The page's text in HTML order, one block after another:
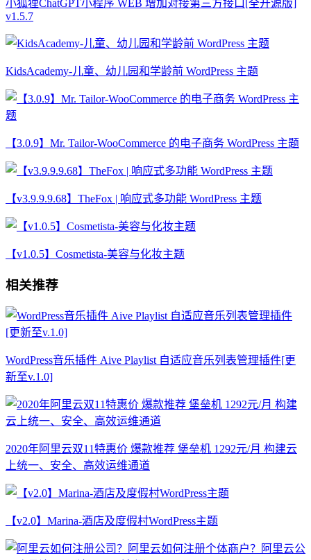
小狐狸ChatGPT小程序 WEB 增加对接第三方接口[全开源版]
v1.5.7
KidsAcademy-儿童、幼儿园和学龄前 WordPress 主题
【3.0.9】Mr. Tailor-WooCommerce 的电子商务 WordPress 主题
【v3.9.9.9.68】TheFox | 响应式多功能 WordPress 主题
【v1.0.5】Cosmetista-美容与化妆主题
相关推荐
WordPress音乐插件 Aive Playlist 自适应音乐列表管理插件[更
新至v.1.0]
2020年阿里云双11特惠价 爆款推荐 堡垒机 1292元/月 构建云
上统一、安全、高效运维通道
【v2.0】Marina-酒店及度假村WordPress主题